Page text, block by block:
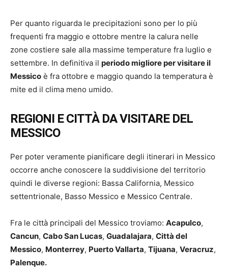
Per quanto riguarda le precipitazioni sono per lo più
frequenti fra maggio e ottobre mentre la calura nelle
zone costiere sale alla massime temperature fra luglio e
settembre. In definitiva il periodo migliore per visitare il
Messico è fra ottobre e maggio quando la temperatura è
mite ed il clima meno umido.
REGIONI E CITTÀ DA VISITARE DEL
MESSICO
Per poter veramente pianificare degli itinerari in Messico
occorre anche conoscere la suddivisione del territorio
quindi le diverse regioni: Bassa California, Messico
settentrionale, Basso Messico e Messico Centrale.
Fra le città principali del Messico troviamo: Acapulco,
Cancun, Cabo San Lucas, Guadalajara, Città del
Messico, Monterrey, Puerto Vallarta, Tijuana, Veracruz,
Palenque.